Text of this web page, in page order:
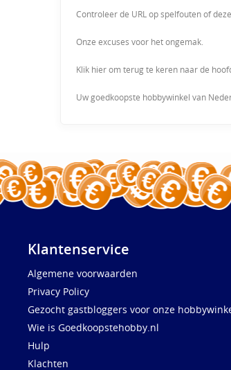
Controleer de URL op spelfouten of
Onze excuses voor het ongemak.
Klik hier om terug te keren naar de
Uw goedkoopste hobbywinkel van
Klantenservice
Algemene voorwaarden
Privacy Policy
Gezocht gastbloggers voor onze
Wie is Goedkoopstehobby.nl
Hulp
Klachten